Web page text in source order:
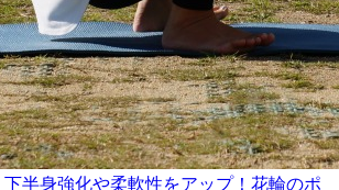
半身強化や柔軟性をアップ！花輪のポ